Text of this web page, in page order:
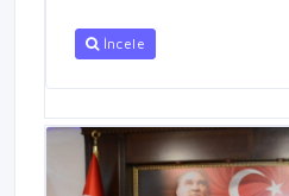
İncele